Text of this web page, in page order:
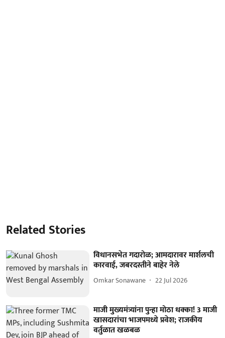
Related Stories
विधानसभेत गदारोळ; आमदारावर मार्शलची
कारवाई, जबरदस्तीने बाहेर नेले
Omkar Sonawane 22 Jul 2026
माजी मुख्यमंत्र्यांना पुन्हा मोठा धक्का! 3 माजी
खासदारांचा भाजपमध्ये प्रवेश; राजकीय
वर्तुळात खळबळ